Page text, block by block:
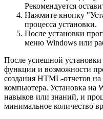
Рекомендуется
Нажмите кнопку
процесса установки.
После установки
меню Windows или
После успешной установки
функции и возможности
создания HTML-отчетов
компьютера. Установка на
навыков или знаний, и
минимальное количество